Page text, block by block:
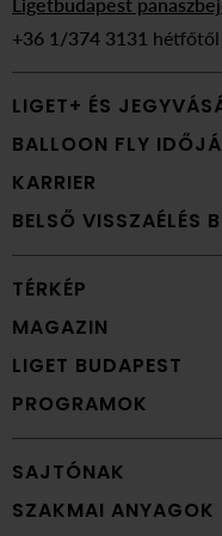
+36 1/374 3131 hétfőtől
LIGET+ ÉS
BALLOON FLY
KARRIER
BELSŐ VISSZAÉLÉS
TÉRKÉP
MAGAZIN
LIGET BUDAPEST
PROGRAMOK
SAJTÓNAK
SZAKMAI ANYAGOK